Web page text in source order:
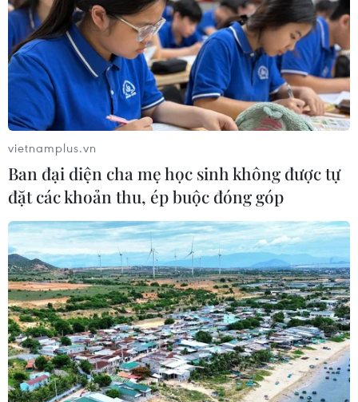
vietnamplus.vn
Ban đại diện cha mẹ học sinh không được tự
đặt các khoản thu, ép buộc đóng góp